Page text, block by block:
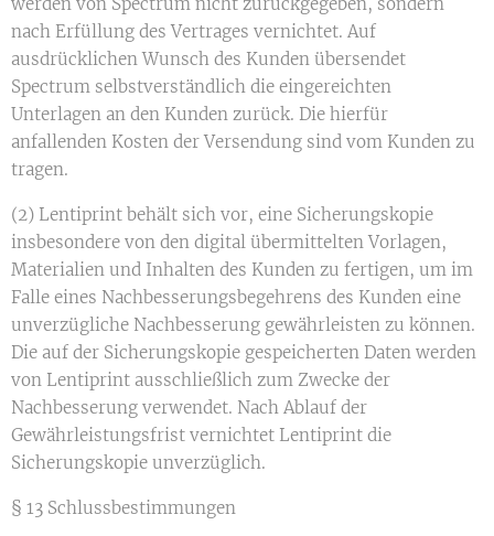
nach Erfüllung des Vertrages vernichtet. Auf
ausdrücklichen Wunsch des Kunden übersendet
Spectrum selbstverständlich die eingereichten
Unterlagen an den Kunden zurück. Die hierfür
anfallenden Kosten der Versendung sind vom Kunden zu
tragen.
(2) Lentiprint behält sich vor, eine Sicherungskopie
insbesondere von den digital übermittelten Vorlagen,
Materialien und Inhalten des Kunden zu fertigen, um im
Falle eines Nachbesserungsbegehrens des Kunden eine
unverzügliche Nachbesserung gewährleisten zu können.
Die auf der Sicherungskopie gespeicherten Daten werden
von Lentiprint ausschließlich zum Zwecke der
Nachbesserung verwendet. Nach Ablauf der
Gewährleistungsfrist vernichtet Lentiprint die
Sicherungskopie unverzüglich.
§ 13 Schlussbestimmungen